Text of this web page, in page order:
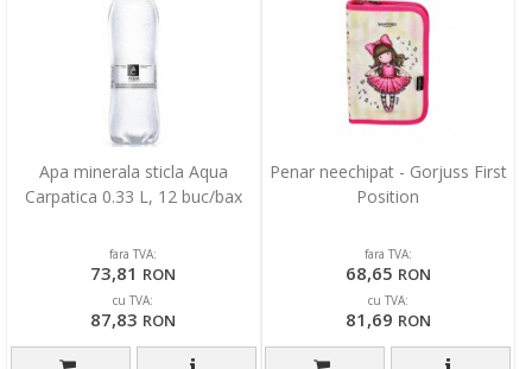
Apa minerala sticla Aqua
Carpatica 0.33 L, 12 buc/bax
fara TVA:
73,81 RON
cu TVA:
87,83 RON
Penar neechipat - Gorjuss First
Position
fara TVA:
68,65 RON
cu TVA:
81,69 RON